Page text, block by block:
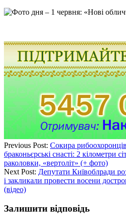
Previous Post: Сокира
браконьєрські снасті: 2 кілометри
раколовки, «вертоліт» (+ фото)
Next Post: Депутати Київоблради
і закликали провести восени
(відео)
Залишити відповідь